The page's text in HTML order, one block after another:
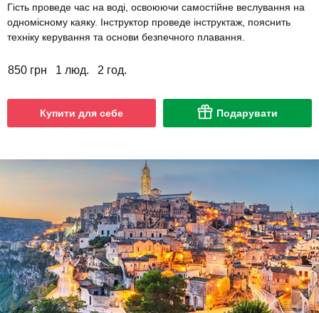
Гість проведе час на воді, освоюючи самостійне веслування на
одномісному каяку. Інструктор проведе інструктаж, пояснить
техніку керування та основи безпечного плавання.
850 грн 1 люд. 2 год.
Купити для себе Подарувати